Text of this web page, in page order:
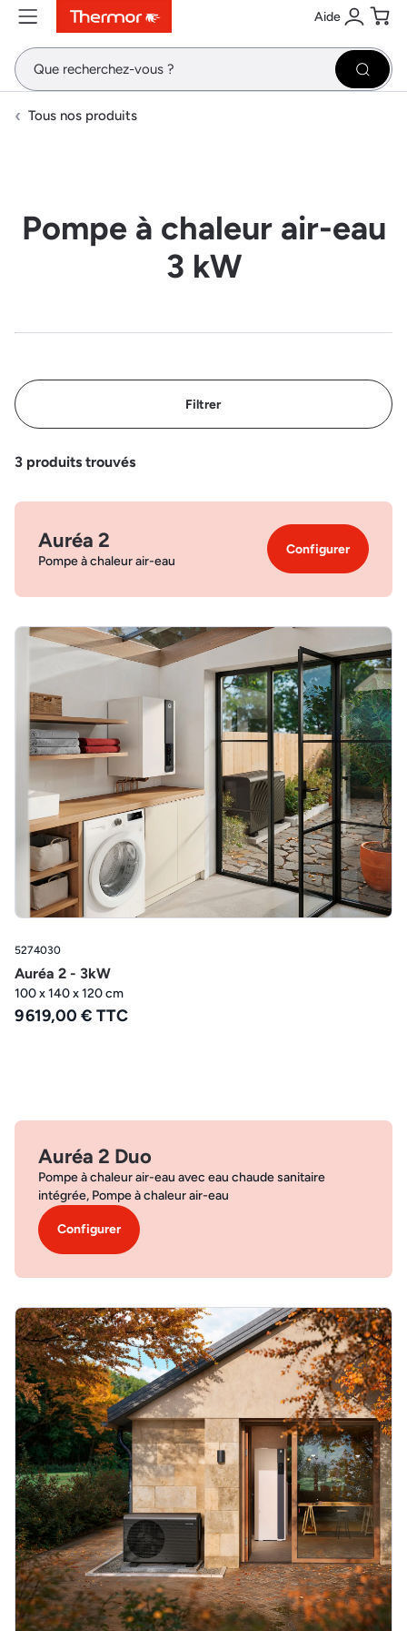
ContenuMenuRecherche Aide
Se
Tous nos produits
Pompe à chaleur air-eau
3 kW
Filtrer
3 produits trouvés
Auréa 2
Pompe à chaleur air-eau
Configurer
5274030
Auréa 2 - 3kW
100 x 140 x 120 cm
9 619,00 € TTC
Auréa 2 Duo
Pompe à chaleur air-eau avec eau chaude sanitaire
intégrée, Pompe à chaleur air-eau
Configurer